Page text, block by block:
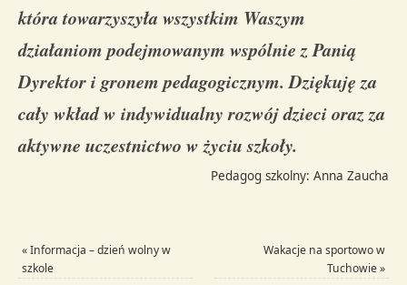
która towarzyszyła wszystkim Waszym
działaniom podejmowanym wspólnie z Panią
Dyrektor i gronem pedagogicznym. Dziękujęza
cały wkładw indywidualny rozwój dziecioraz za
aktywne uczestnictwo w życiu szkoły.
Pedagog szkolny: Anna Zaucha
«Informacja – dzień wolny w
szkole
Wakacje na sportowo w
Tuchowie»